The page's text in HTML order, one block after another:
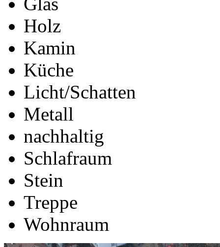
Holz
Kamin
Küche
Licht/Schatten
Metall
nachhaltig
Schlafraum
Stein
Treppe
Wohnraum